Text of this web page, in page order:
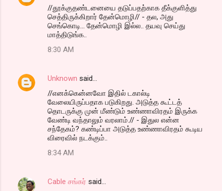
//தூக்குதண்டனையை தடுப்பதற்காக தீக்குளித்து
செத்திருக்கிறார் தேன்மொழி// - தல, அது
செங்கொடி... தேன்மொழி இல்ல.. தயவு செய்து
மாத்திடுங்க..
8:30 AM
Unknown said…
//எனக்கென்னவோ இதில் டகால்டி
வேலையிருப்பதாக படுகிறது. அடுத்த கூட்டத்
தொடருக்கு முன் மீண்டும் உண்ணாவிரதம் இருக்க
வேண்டி வந்தாலும் வரலாம்.// - இதுல என்ன
சந்தேகம்? கண்டிப்பா அடுத்த உண்ணாவிரதம் கூடிய
விரைவில் நடக்கும்..
8:34 AM
Cable சங்கர் said…